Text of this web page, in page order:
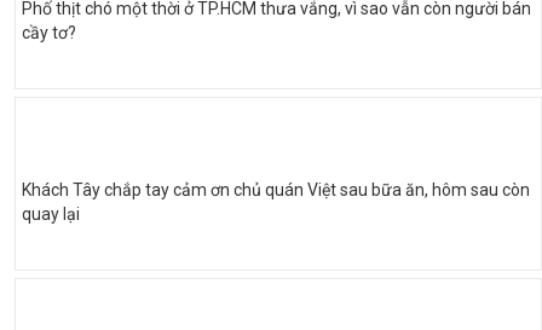
Phố thịt chó một thời ở TP.HCM thưa vắng, vì sao vẫn còn người bán
cầy tơ?
Khách Tây chắp tay cảm ơn chủ quán Việt sau bữa ăn, hôm sau còn
quay lại